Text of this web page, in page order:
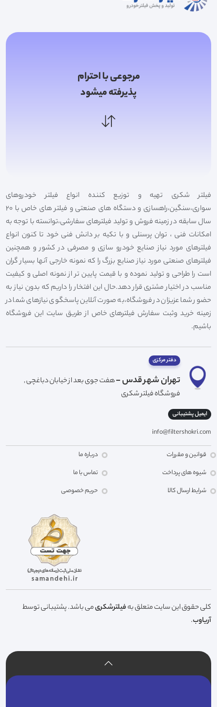
مرجوعی با احترام
پذیرفته میشود
فیلتر شکری تهیه و توزیع کننده انواع فیلتر خودروهای
سواری،سنگین،راهسازی و دستگاه های صنعتی و فیلتر های خاص با 20
سال سابقه در زمینه فروش و تولید فیلترهای سفارشی،توانسته با توجه به
امکانات فنی ، توان پرسنلی و با تکیه بر دانش فنی خود تا کنون انواع
فیلترهای مورد نیاز صنایع خودرو سازی و مصرفی در کشور و همچنین
فیلترهای صنعتی مورد نیاز صنایع بزرگ را که نمونه خارجی آنها بسیار گران
است را طراحی و تولید نموده و با قیمت پایین تر از نمونه اصلی و کیفیت
مناسب در اختیار مشتری قرار دهد.حال این افتخار را داریم که بدون نیاز به
حضور شما عزیزان در فروشگاه،به صورت آنلاین پاسخگوی نیازهای شما در
زمینه خرید وثبت سفارش فیلترهای خاص از طریق سایت این فروشگاه
باشیم.
دفتر مرکزی
تهران شهر قدس -هفت جوی بعد از خیابان دباغچی ,
فروشگاه فیلتر شکری
ایمیل پشتیبانی
info@filtershokri.com
قوانین و مقررات
شیوه های پرداخت
شرایط ارسال کالا
درباره ما
تماس با ما
حریم خصوصی
کلی حقوق این سایت متعلق بهفیلترشکریمی باشد. پشتیبانی توسط
آریاوب.